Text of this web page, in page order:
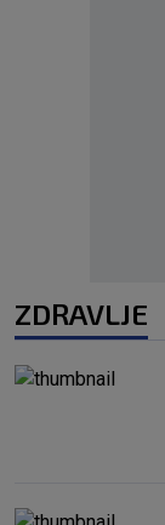
ZDRAVLJE